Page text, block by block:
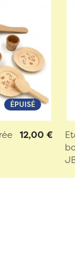
ÉPUISÉ
12,00 €